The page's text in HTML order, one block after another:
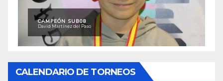
CAMPEÓN SUB08
David Martínez del Paso
CALENDARIO DE TORNEOS